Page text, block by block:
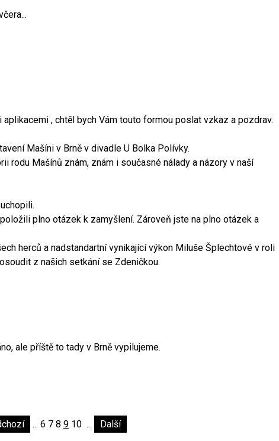
, chtěl bych Vám touto formou poslat vzkaz a pozdrav.
Mašíni v Brně v divadle U Bolka Polívky.
rodu Mašínů znám, znám i současné nálady a názory v naší
plno otázek k zamyšlení. Zároveň jste na plno otázek a
herců a nadstandartní vynikající výkon Miluše Šplechtové v roli
z našich setkání se Zdeničkou.
ale příště to tady v Brně vypilujeme.
... 6 7 8 9 10 ... Další